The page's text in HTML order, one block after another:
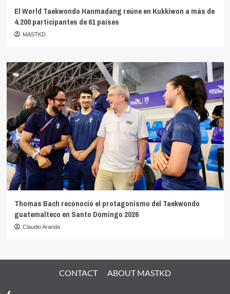
El World Taekwondo Hanmadang reúne en Kukkiwon a más de
4.200 participantes de 61 países
MASTKD
Thomas Bach reconoció el protagonismo del Taekwondo
guatemalteco en Santo Domingo 2026
Claudio Aranda
CONTACT ABOUT MASTKD